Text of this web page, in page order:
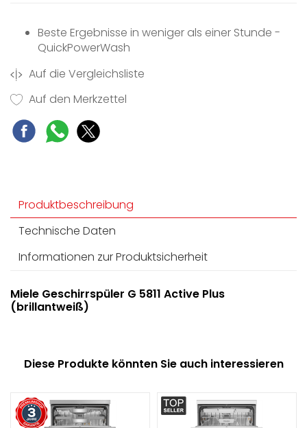
Beste Ergebnisse in weniger als einer Stunde -
QuickPowerWash
Auf die Vergleichsliste
Auf den Merkzettel
Produktbeschreibung
Technische Daten
Informationen zur Produktsicherheit
Miele Geschirrspüler G 5811 Active Plus
(brillantweiß)
Diese Produkte könnten Sie auch interessieren